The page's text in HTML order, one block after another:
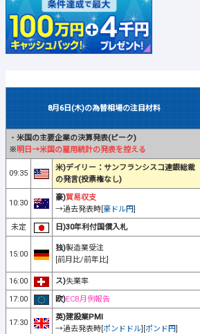
8月6日(木)の為替相場の注目材料
・ 米国の主要企業の決算発表(ピーク)
※明日→米国の雇用統計の発表を控える
09:35
米)デイリー：サンフランシスコ連銀総裁
の発言(投票権なし)
10:30
豪)貿易収支
→過去発表時[豪ドル円]
未定
日)30年利付国債入札
15:00
独)製造業受注
[前月比/前年比]
16:00
ス)失業率
17:00
欧)ECB月例報告
17:30
英)建設業PMI
→過去発表時[ポンドドル][ポンド円]